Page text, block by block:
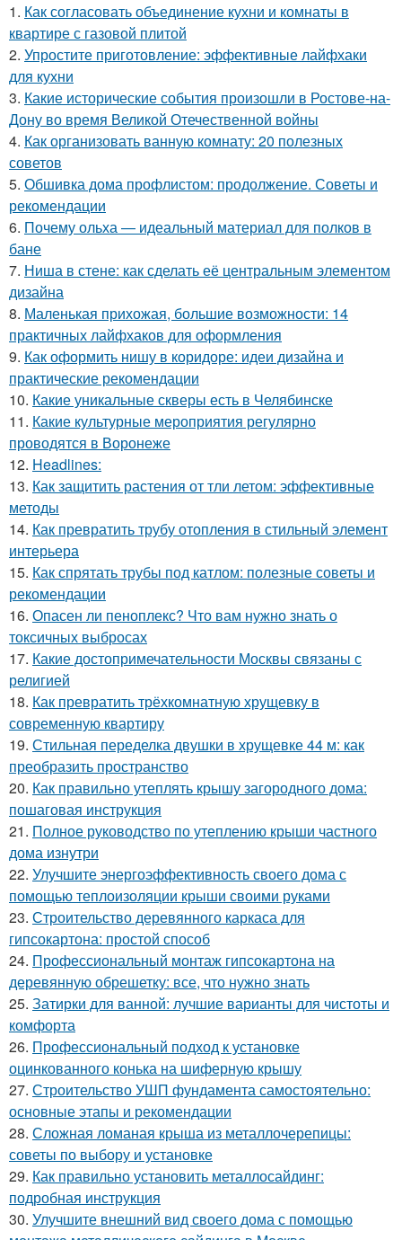
1. Как согласовать объединение кухни и комнаты в
квартире с газовой плитой
2. Упростите приготовление: эффективные лайфхаки
для кухни
3. Какие исторические события произошли в Ростове-на-
Дону во время Великой Отечественной войны
4. Как организовать ванную комнату: 20 полезных
советов
5. Обшивка дома профлистом: продолжение. Советы и
рекомендации
6. Почему ольха — идеальный материал для полков в
бане
7. Ниша в стене: как сделать её центральным элементом
дизайна
8. Маленькая прихожая, большие возможности: 14
практичных лайфхаков для оформления
9. Как оформить нишу в коридоре: идеи дизайна и
практические рекомендации
10. Какие уникальные скверы есть в Челябинске
11. Какие культурные мероприятия регулярно
проводятся в Воронеже
12. Headlines:
13. Как защитить растения от тли летом: эффективные
методы
14. Как превратить трубу отопления в стильный элемент
интерьера
15. Как спрятать трубы под катлом: полезные советы и
рекомендации
16. Опасен ли пеноплекс? Что вам нужно знать о
токсичных выбросах
17. Какие достопримечательности Москвы связаны с
религией
18. Как превратить трёхкомнатную хрущевку в
современную квартиру
19. Стильная переделка двушки в хрущевке 44 м: как
преобразить пространство
20. Как правильно утеплять крышу загородного дома:
пошаговая инструкция
21. Полное руководство по утеплению крыши частного
дома изнутри
22. Улучшите энергоэффективность своего дома с
помощью теплоизоляции крыши своими руками
23. Строительство деревянного каркаса для
гипсокартона: простой способ
24. Профессиональный монтаж гипсокартона на
деревянную обрешетку: все, что нужно знать
25. Затирки для ванной: лучшие варианты для чистоты и
комфорта
26. Профессиональный подход к установке
оцинкованного конька на шиферную крышу
27. Строительство УШП фундамента самостоятельно:
основные этапы и рекомендации
28. Сложная ломаная крыша из металлочерепицы:
советы по выбору и установке
29. Как правильно установить металлосайдинг:
подробная инструкция
30. Улучшите внешний вид своего дома с помощью